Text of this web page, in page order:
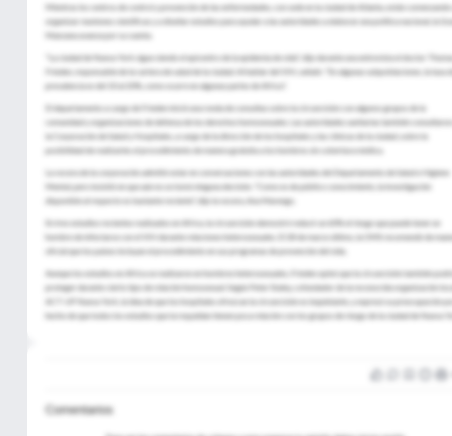
Mientras los centros de control y prevención de las enfermedades, con sede en la ciudad de Atlanta, están comenzando
organizar reuniones científicas y a diseñar estudios para ayudar a las autoridades a elaborar una política nacional, la
Manzana avanza por su cuenta.
"La ciudad de Nueva York sigue siendo el epicentro de la epidemia de sida", dijo durante una entrevista el doctor
Frieden, responsable de la cartera de salud de la ciudad. Al hablar del VIH, señaló: "En algunas subpoblaciones, la tasa
prevalencia es del 10 al 20%, como ocurre en algunas partes de Africa".
El departamento a cargo de Frieden inició una ronda de consultas sobre la circuncisión con algunos grupos de la
comunidad y organizaciones de defensa de los derechos homosexuales. Las autoridades sanitarias también
la Corporación de Salud y Hospitales, a cargo de la dirección de los hospitales y las clínicas de la ciudad, sobre la
posibilidad de realizarles el procedimiento de manera gratuita a los hombres sin cobertura médica.
La vocera de la corporación admitió estar en conversaciones con las autoridades del Departamento de Salud e Higiene
Mental, pero insistió en que aún no se tomó ninguna decisión. "Como es de público conocimiento, la investigación
disponible al respecto es bastante reciente", dijo la vocera, Ana Marengo.
En tres estudios recientes realizados en Africa, la circuncisión demostró reducir un 60% el riesgo que puede tener un
hombre de infectarse con el VIH durante relaciones heterosexuales. El 28 de marzo último, la OMS recomendó de
oficial que los países incluyan el procedimiento en sus programas de prevención del sida.
Aunque los estudios en Africa se realizaron en hombres heterosexuales, Frieden opinó que la circuncisión también
proteger durante cierto tipo de relación homosexual. Según Peter Staley, cofundador de la reconocida organización
ACT-UP Nueva York, la idea de que los hospitales ofrezcan la circuncisión es inquietante, y expresó su preocupación
hecho de que todos los estudios que la respaldan tienen poca relación con los grupos de riesgo de la ciudad de Nueva
Comentarios